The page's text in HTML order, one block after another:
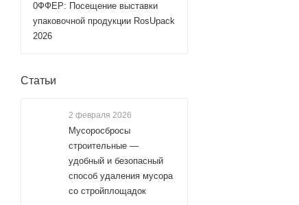
0ФФЕР: Посещение выставки
упаковочной продукции RosUpack
2026
Статьи
2 февраля 2026
Мусоросбросы
строительные —
удобный и безопасный
способ удаления мусора
со стройплощадок